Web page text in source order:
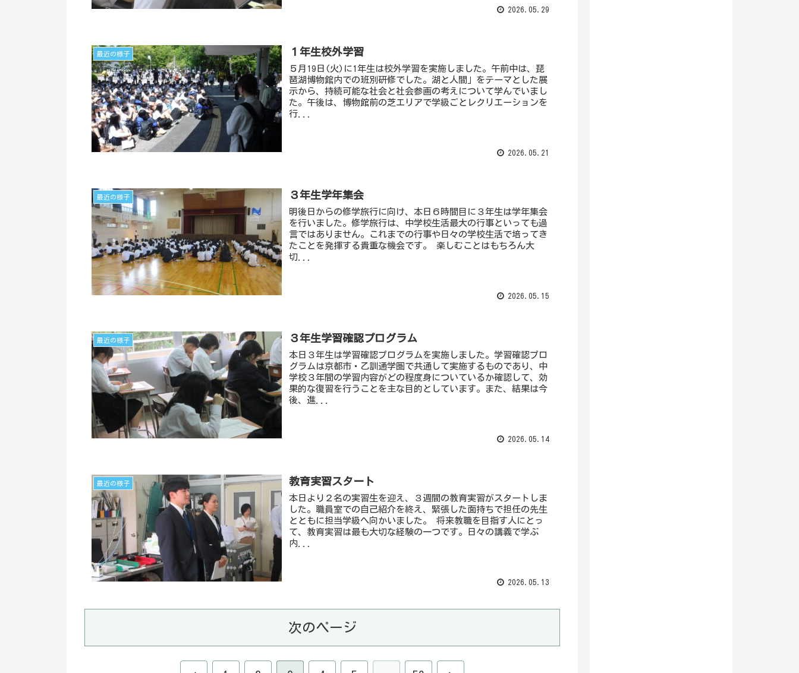
2026.05.29
最近の様子 １年生校外学習
５月19日(火)に1年生は校外学習を実施しました。午前中は、琵
琶湖博物館内での班別研修でした。湖と人間」をテーマとした展
示から、持続可能な社会と社会参画の考えについて学んでいまし
た。午後は、博物館前の芝エリアで学級ごとレクリエーションを
行...
2026.05.21
最近の様子 ３年生学年集会
明後日からの修学旅行に向け、本日６時間目に３年生は学年集会
を行いました。修学旅行は、中学校生活最大の行事といっても過
言ではありません。これまでの行事や日々の学校生活で培ってき
たことを発揮する貴重な機会です。 楽しむことはもちろん大
切...
2026.05.15
最近の様子 ３年生学習確認プログラム
本日３年生は学習確認プログラムを実施しました。学習確認プロ
グラムは京都市・乙訓通学圏で共通して実施するものであり、中
学校３年間の学習内容がどの程度身についているか確認して、効
果的な復習を行うことを主な目的としています。また、結果は今
後、進...
2026.05.14
最近の様子 教育実習スタート
本日より２名の実習生を迎え、３週間の教育実習がスタートしま
した。職員室での自己紹介を終え、緊張した面持ちで担任の先生
とともに担当学級へ向かいました。 将来教職を目指す人にとっ
て、教育実習は最も大切な経験の一つです。日々の講義で学ぶ
内...
2026.05.13
次のページ